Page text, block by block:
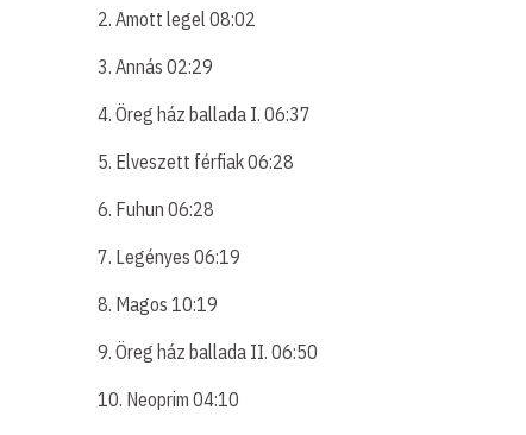
2. Amott legel 08:02
3. Annás 02:29
4. Öreg ház ballada I. 06:37
5. Elveszett férfiak 06:28
6. Fuhun 06:28
7. Legényes 06:19
8. Magos 10:19
9. Öreg ház ballada II. 06:50
10. Neoprim 04:10